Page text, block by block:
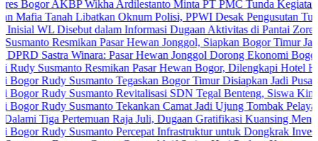
AKBP Wikha Ardilestanto Minta PT PMC Tunda Kegiatan Demi
Tanah Libatkan Oknum Polisi, PPWI Desak Pengusutan Tuntas
WL Disebut dalam Informasi Dugaan Aktivitas di Pantai Zore, Bea
Resmikan Pasar Hewan Jonggol, Siapkan Bogor Timur Jadi
Sastra Winara: Pasar Hewan Jonggol Dorong Ekonomi Bogor Timur
Resmikan Pasar Hewan Bogor, Dilengkapi Hotel Hewan
Rudy Susmanto Tegaskan Bogor Timur Disiapkan Jadi Pusat
Rudy Susmanto Revitalisasi SDN Tegal Benteng, Siswa Kini
Rudy Susmanto Tekankan Camat Jadi Ujung Tombak Pelayanan
Pertemuan Raja Juli, Dugaan Gratifikasi Kuansing Menguat
Rudy Susmanto Percepat Infrastruktur untuk Dongkrak Investasi